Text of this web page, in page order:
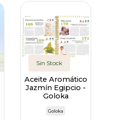
Sin Stock
Aceite Aromático
Jazmín Egipcio -
Goloka
Goloka